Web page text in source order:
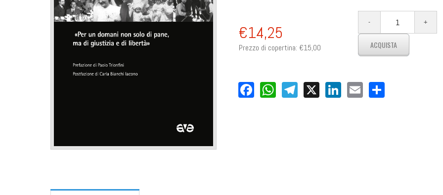
€14,25
Prezzo di copertina: €15,00
Facebook
WhatsApp
Telegram
X LinkedIn
EmailShare